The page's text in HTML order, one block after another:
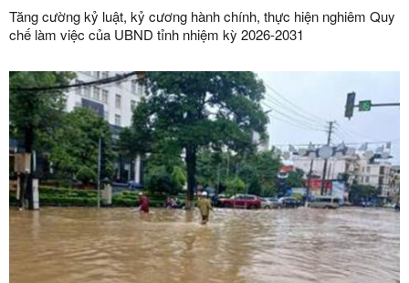
Tăng cường kỷ luật, kỷ cương hành chính, thực hiện nghiêm Quy
chế làm việc của UBND tỉnh nhiệm kỳ 2026-2031